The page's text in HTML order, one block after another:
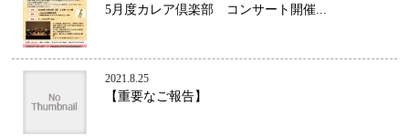
5月度カレア倶楽部 コンサート開催...
2021.8.25
【重要なご報告】